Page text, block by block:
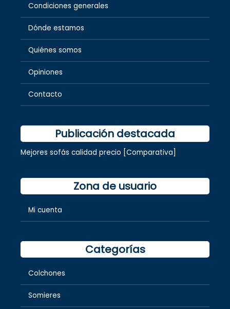
Condiciones generales
Dónde estamos
Quiénes somos
Opiniones
Contacto
Publicación destacada
Mejores sofás calidad precio [Comparativa]
Zona de usuario
Mi cuenta
Categorías
Colchones
Somieres